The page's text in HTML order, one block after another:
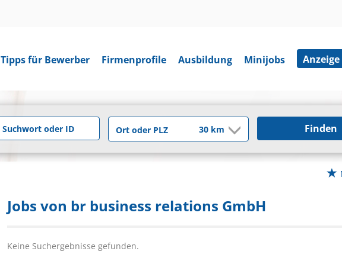
Tipps für Bewerber Firmenprofile Ausbildung Minijobs
Finden
Jobs von br business relations GmbH
Keine Suchergebnisse gefunden.